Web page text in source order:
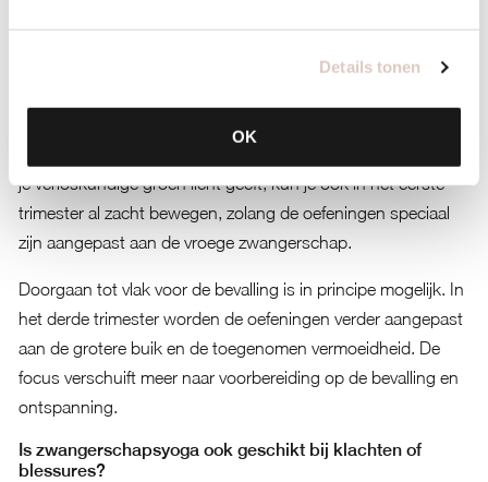
Details tonen
OK
je verloskundige groen licht geeft, kun je ook in het eerste
trimester al zacht bewegen, zolang de oefeningen speciaal
zijn aangepast aan de vroege zwangerschap.
Doorgaan tot vlak voor de bevalling is in principe mogelijk. In
het derde trimester worden de oefeningen verder aangepast
aan de grotere buik en de toegenomen vermoeidheid. De
focus verschuift meer naar voorbereiding op de bevalling en
ontspanning.
Is zwangerschapsyoga ook geschikt bij klachten of
blessures?